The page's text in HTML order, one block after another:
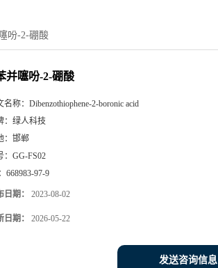
吩-2-硼酸
并噻吩-2-硼酸
名称： Dibenzothiophene-2-boronic acid
绿人科技
邯郸
GG-FS02
668983-97-9
日期： 2023-08-02
日期： 2026-05-22
发送咨询信息